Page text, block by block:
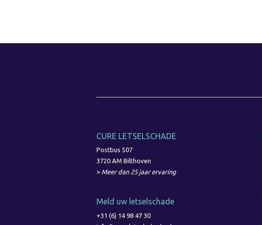
CURE LETSELSCHADE
Postbus 507
3720 AM Bilthoven
> Meer dan 25 jaar ervaring
Meld uw letselschade
+31 (6) 14 98 47 30